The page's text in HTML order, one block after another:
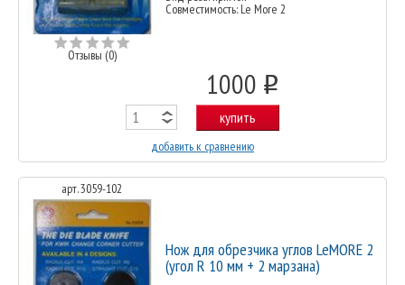
Отзывы (0)
Совместимость: Le More 2
1000 o
купить
добавить к сравнению
арт. 3059-102
Нож для обрезчика углов LeMORE 2
(угол R 10 мм + 2 марзана)